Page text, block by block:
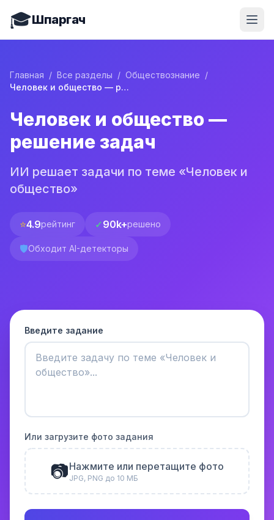
🎓Шпаргач
Главная / Все разделы / Обществознание /
Человек и общество — решение задач
Человек и общество —
решение задач
ИИ решает задачи по теме «Человек и
общество»
⭐4.9рейтинг ✓90k+решено
🛡️Обходит AI-детекторы
Введите задание
Или загрузите фото задания
📷Нажмите или перетащите фото
JPG, PNG до 10 МБ